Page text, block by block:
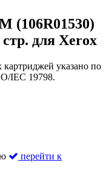
(106R01530)
для Xerox
указано по
IEC 19798.
перейти к